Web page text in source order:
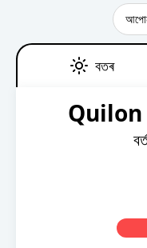
ব্যৱসায়
বতৰ
Quilon